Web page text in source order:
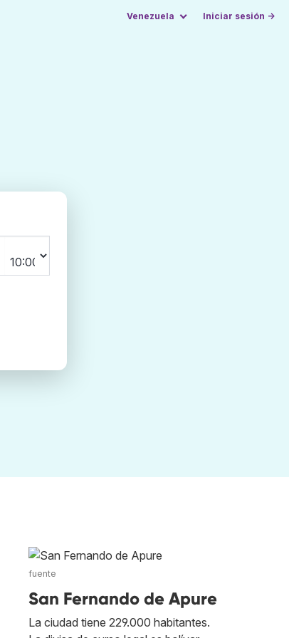
Venezuela Iniciar sesión →
fuente
San Fernando de Apure
La ciudad tiene 229.000 habitantes.